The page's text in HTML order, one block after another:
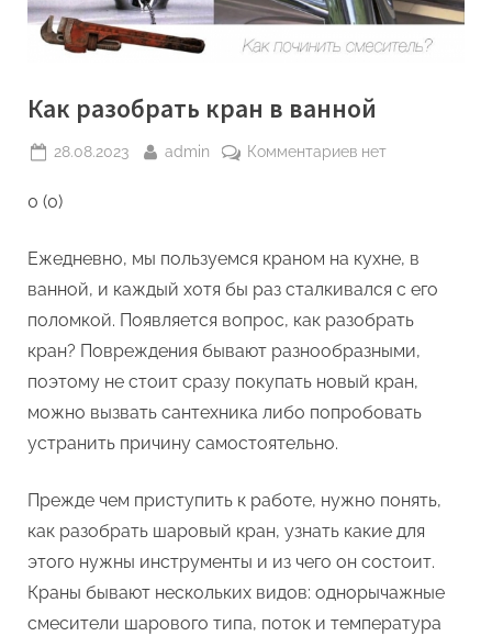
Как разобрать кран в ванной
Posted
28.08.2023 By
admin Комментариевк
кран
нет
0 (0)
Ежедневно, мы пользуемся краном на кухне, в
ванной, и каждый хотя бы раз сталкивался с его
поломкой. Появляется вопрос, как разобрать
кран? Повреждения бывают разнообразными,
поэтому не стоит сразу покупать новый кран,
можно вызвать сантехника либо попробовать
устранить причину самостоятельно.
Прежде чем приступить к работе, нужно понять,
как разобрать шаровый кран, узнать какие для
этого нужны инструменты и из чего он состоит.
Краны бывают нескольких видов: однорычажные
смесители шарового типа, поток и температура